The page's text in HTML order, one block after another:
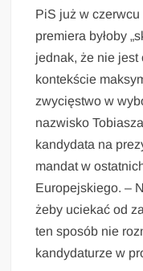
PiS już w czerwcu
premiera byłoby
jednak, że nie
kontekście
zwycięstwo w
nazwisko
kandydata na
mandat w
Europejskiego. –
żeby uciekać od
ten sposób nie
kandydaturze w